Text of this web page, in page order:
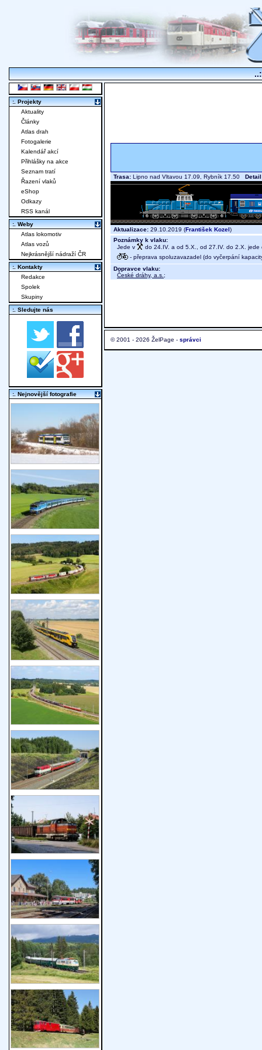
Trasa: Lipno nad Vltavou 17.09, Rybník 17.50
Aktualizace: 29.10.2019 (František Kozel)
Poznámky k vlaku:
Jede v
do 24.IV. a od 5.X., od 27.IV. do 2.X. jede
- přeprava spoluzavazadel (do vyčerpání
Dopravce vlaku:
České dráhy, a.s. ;
© 2001 - 2026 ŽelPage - správci
:. Projekty
Aktuality
Články
Atlas drah
Fotogalerie
Kalendář akcí
Přihlášky na akce
Seznam tratí
Řazení vlaků
eShop
Odkazy
RSS kanál
:. Weby
Atlas lokomotiv
Atlas vozů
Nejkrásnější nádraží ČR
:. Kontakty
Redakce
Spolek
Skupiny
:. Sledujte nás
:. Nejnovější fotografie